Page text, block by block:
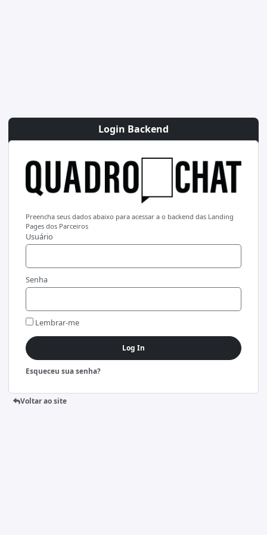
Login Backend
Preencha seus dados abaixo para acessar a o backend das Landing
Pages dos Parceiros
Usuário
Senha
Lembrar-me
Log In
Esqueceu sua senha?
Voltar ao site